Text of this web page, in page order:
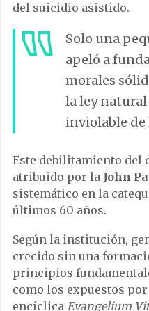
del suicidio asistido.
Solo una
apeló a
morales
la ley natural
inviolable de
Este debilitamiento del
atribuido por la John
sistemático en la
últimos 60 años.
Según la institución,
crecido sin una
principios
como los expuestos por
encíclica Evangelium